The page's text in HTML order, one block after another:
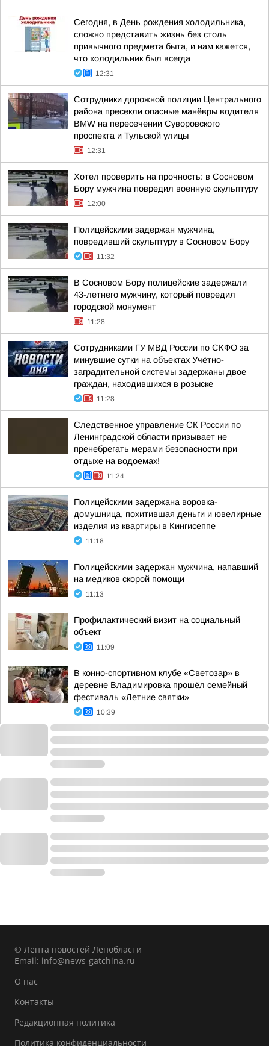
Сегодня, в День рождения холодильника,
сложно представить жизнь без столь
привычного предмета быта, и нам кажется,
что холодильник был всегда
12:31
Сотрудники дорожной полиции Центрального
района пресекли опасные манёвры водителя
BMW на пересечении Суворовского
проспекта и Тульской улицы
12:31
Хотел проверить на прочность: в Сосновом
Бору мужчина повредил военную скульптуру
12:00
Полицейскими задержан мужчина,
повредивший скульптуру в Сосновом Бору
11:32
В Сосновом Бору полицейские задержали
43-летнего мужчину, который повредил
городской монумент
11:28
Сотрудниками ГУ МВД России по СКФО за
минувшие сутки на объектах Учётно-
заградительной системы задержаны двое
граждан, находившихся в розыске
11:28
Следственное управление СК России по
Ленинградской области призывает не
пренебрегать мерами безопасности при
отдыхе на водоемах!
11:24
Полицейскими задержана воровка-
домушница, похитившая деньги и ювелирные
изделия из квартиры в Кингисеппе
11:18
Полицейскими задержан мужчина, напавший
на медиков скорой помощи
11:13
Профилактический визит на социальный
объект
11:09
В конно-спортивном клубе «Светозар» в
деревне Владимировка прошёл семейный
фестиваль «Летние святки»
10:39
© Лента новостей Ленобласти
Email: info@news-gatchina.ru
О нас
Контакты
Редакционная политика
Политика конфиденциальности